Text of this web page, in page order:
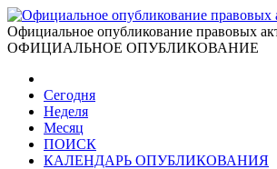
Официальное опубликование правовых
ОФИЦИАЛЬНОЕ ОПУБЛИКОВАНИЕ
Сегодня
Неделя
Месяц
ПОИСК
КАЛЕНДАРЬ ОПУБЛИКОВАНИЯ